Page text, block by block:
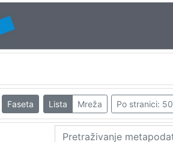
Faseta Lista Mreža Po stranici: 50